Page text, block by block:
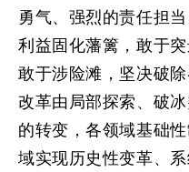
勇气、强烈的责任担
利益固化藩篱，敢于
敢于涉险滩，坚决破
改革由局部探索、破
的转变，各领域基础
域实现历史性变革、